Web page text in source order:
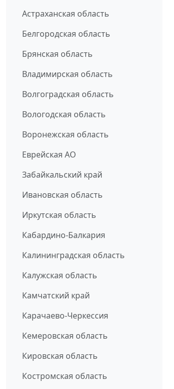
Астраханская область
Белгородская область
Брянская область
Владимирская область
Волгоградская область
Вологодская область
Воронежская область
Еврейская АО
Забайкальский край
Ивановская область
Иркутская область
Кабардино-Балкария
Калининградская область
Калужская область
Камчатский край
Карачаево-Черкессия
Кемеровская область
Кировская область
Костромская область